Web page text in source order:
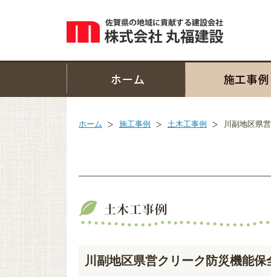
ホーム 施工事例 土木工事例 川副地区県
川副地区県営クリーク防災機能